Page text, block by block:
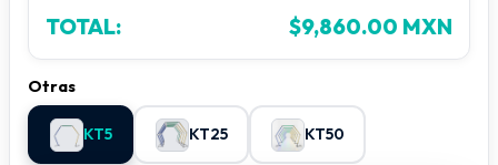
1 hexágono
Kit 5 hexágonos
25 tubos LED
TOTAL: $9,860.00 MXN
Otras
KT5 KT25 KT50